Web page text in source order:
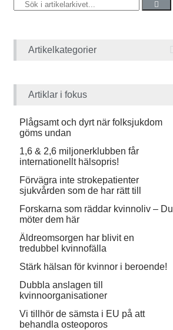
Artikelkategorier
Artiklar i fokus
Plågsamt och dyrt när folksjukdom
göms undan
1,6 & 2,6 miljonerklubben får
internationellt hälsopris!
Förvägra inte strokepatienter
sjukvården som de har rätt till
Forskarna som räddar kvinnoliv – Du
möter dem här
Äldreomsorgen har blivit en
tredubbel kvinnofälla
Stärk hälsan för kvinnor i beroende!
Dubbla anslagen till
kvinnoorganisationer
Vi tillhör de sämsta i EU på att
behandla osteoporos